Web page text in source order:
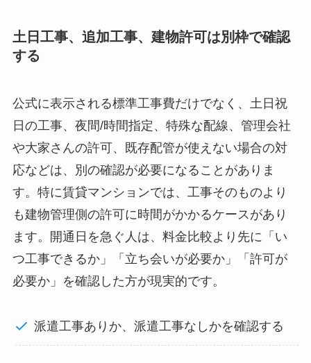
土日工事、追加工事、建物許可は別枠で確認
する
公式に表示される標準工事費だけでなく、土日祝
日の工事、夜間/時間指定、特殊な配線、管理会社
や大家さんの許可、既存配管が使えない場合の対
応などは、別の確認が必要になることがありま
す。特に賃貸マンションでは、工事そのものより
も建物管理側の許可に時間がかかるケースがあり
ます。開通日を急ぐ人は、料金比較より先に「い
つ工事できるか」「立ち会いが必要か」「許可が
必要か」を確認した方が現実的です。
派遣工事ありか、派遣工事なしかを確認する